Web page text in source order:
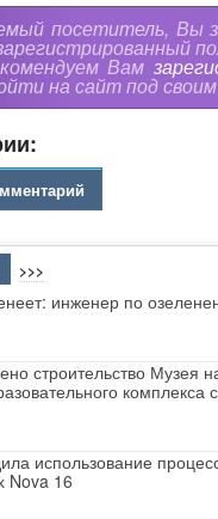
посетитель, Вы
Вам
на сайт под
>>>
инженер по
строительство Музея
комплекса
использование
Nova 16